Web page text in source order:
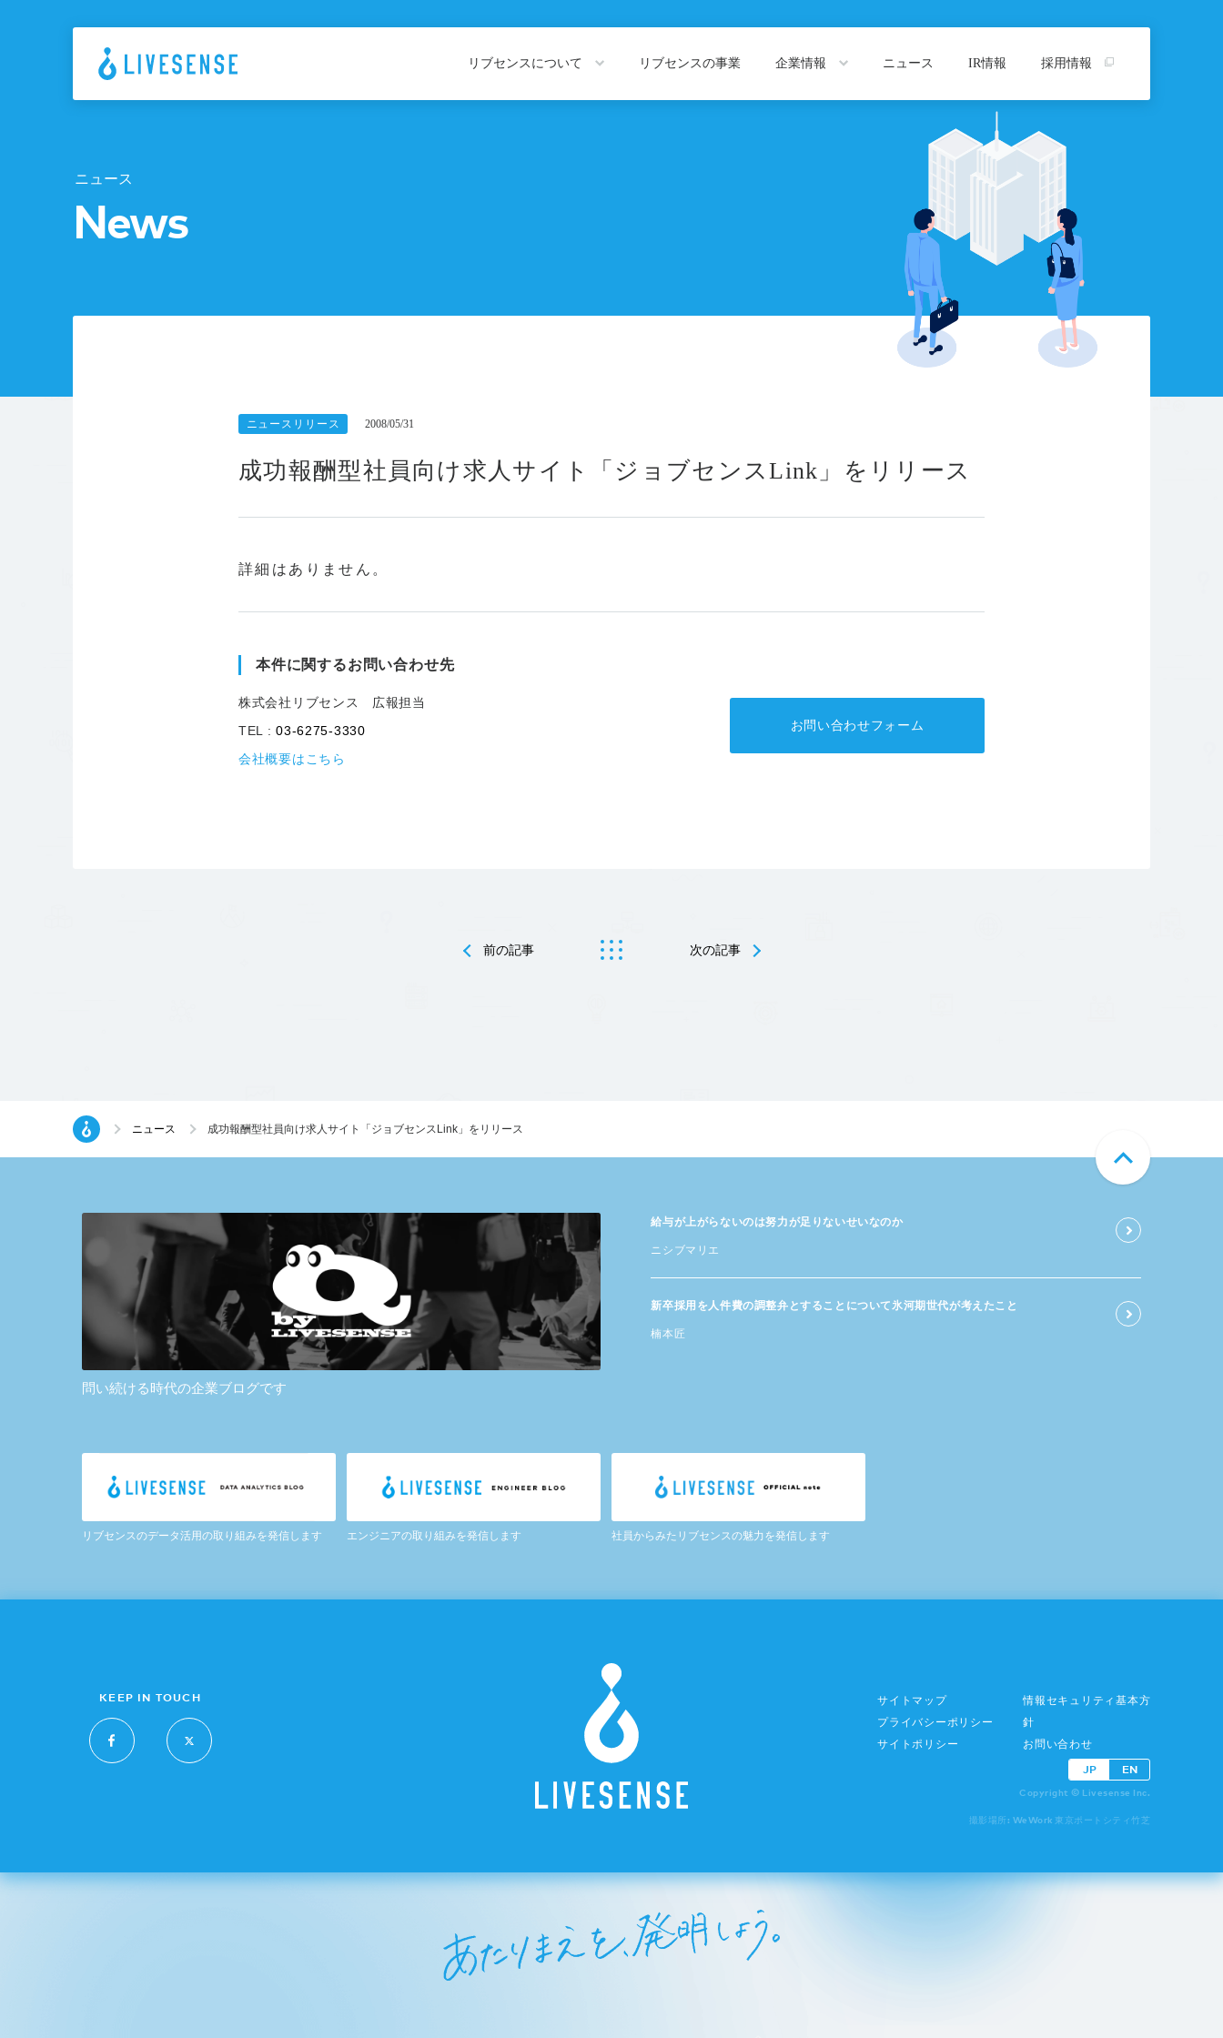
リブセンスについて リブセンスの事業 企業情報
沿革
アルムナイの方はこちら
ニュース IR情報 採用情報
ニュース
News
ニュースリリース 2008/05/31
成功報酬型社員向け求人サイト「ジョブセンスLink」をリリース
詳細はありません。
本件に関するお問い合わせ先
株式会社リブセンス 広報担当
TEL :03-6275-3330
会社概要はこちら
お問い合わせフォーム
前の記事 次の記事
ニュース 成功報酬型社員向け求人サイト「ジョブセンスLink」をリリース
問い続ける時代の企業ブログです
給与が​上がらないのは​努力が​足りないせいなのか
ニシブマリエ
新卒採用を​人件費の​調整弁と​する​ことに​ついて​氷河期世代が​考えた​こと
楠本匠
リブセンスのデータ活用の取り組みを発信します エンジニアの取り組みを発信します 社員からみたリブセンスの魅力を発信します
KEEP IN TOUCH
サイトマップ
プライバシーポリシー
サイトポリシー
情報セキュリティ基本方
針
お問い合わせ
JP EN
Copyright © Livesense Inc.
撮影場所: WeWork 東京ポートシティ竹芝